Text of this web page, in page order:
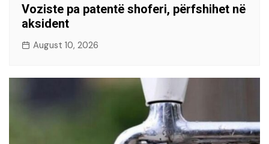
Voziste pa patentë shoferi, përfshihet në
aksident
August 10, 2026